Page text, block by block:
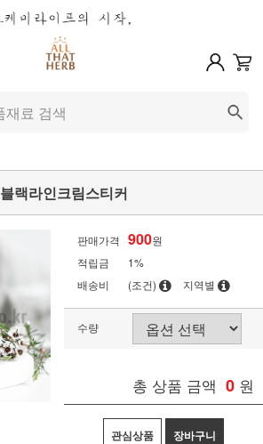
블랙라인크림스티커
판매가격 900원
적립금
1%
배송비
(조건) 지역별
수량
총 상품 금액 0 원
관심상품 장바구니